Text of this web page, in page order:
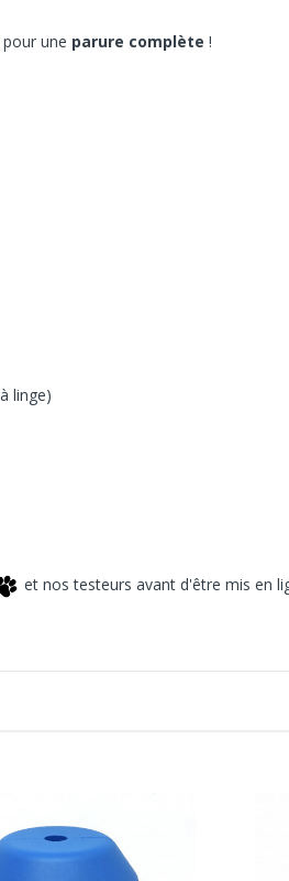
pour une parure complète !
linge)
et nos testeurs avant d'être mis en